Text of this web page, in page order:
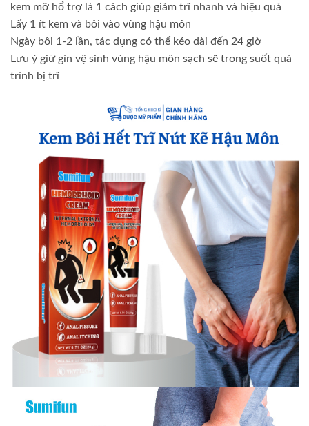
kem mỡ hổ trợ là 1 cách giúp giảm trĩ nhanh và hiệu quả
Lấy 1 ít kem và bôi vào vùng hậu môn
Ngày bôi 1-2 lần, tác dụng có thể kéo dài đến 24 giờ
Lưu ý giữ gìn vệ sinh vùng hậu môn sạch sẽ trong suốt quá
trình bị trĩ